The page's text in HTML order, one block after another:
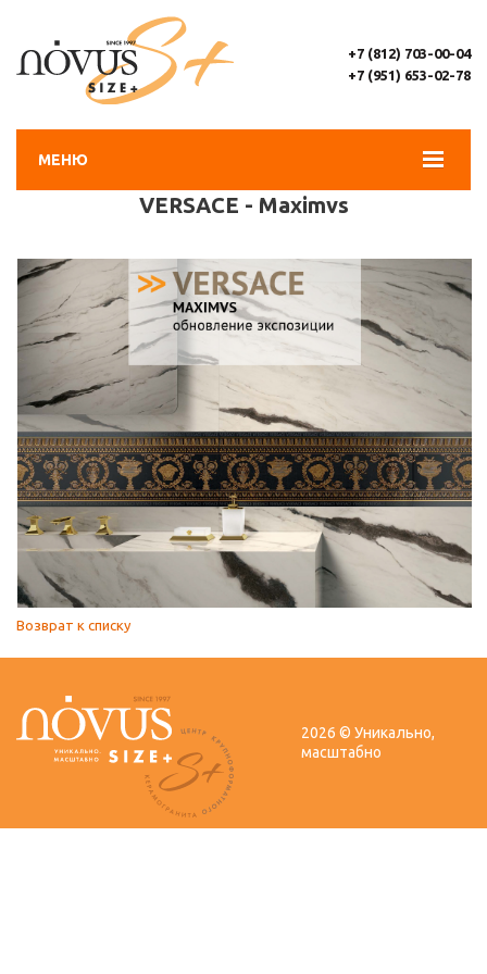
МЕНЮ
+7 (812) 703-00-04
+7 (951) 653-02-78
VERSACE - Maximvs
Возврат к списку
2026 © Уникально,
масштабно